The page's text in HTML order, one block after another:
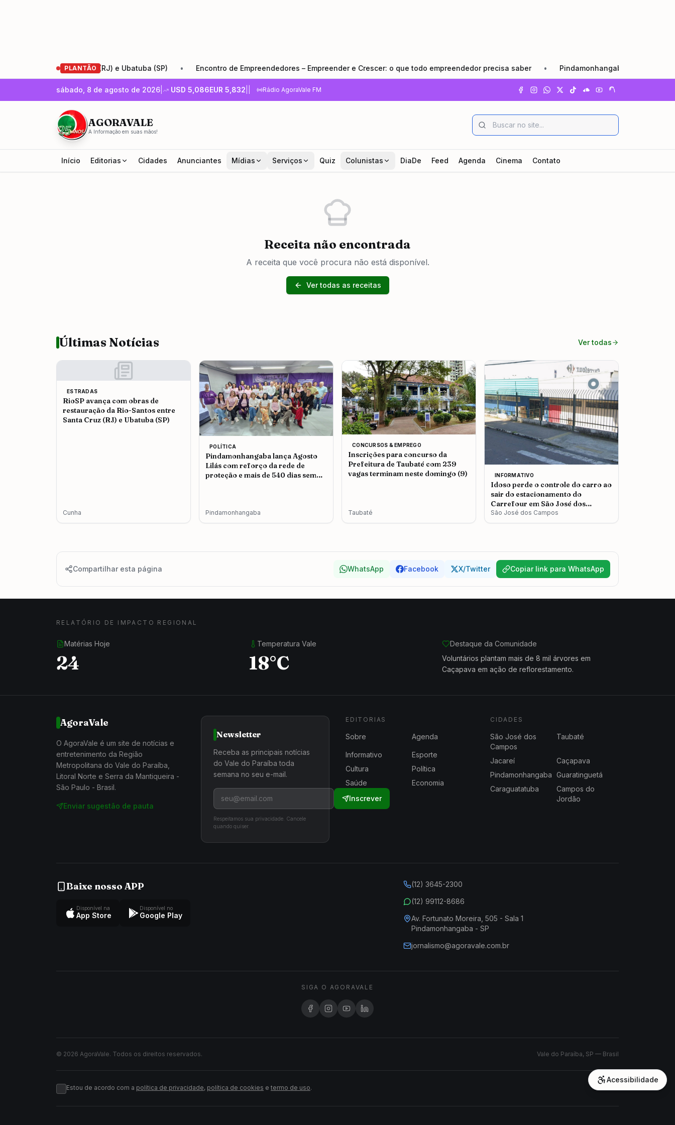
PLANTÃO
entre Santa Cruz (RJ) e Ubatuba (SP) • Encontro de Empreendedores – Empreender e Crescer: o que todo empreendedor precisa saber • Pindamonhangaba lança Agosto Lilás
sábado, 8 de agosto de 2026 USD 5,086EUR 5,832 Rádio AgoraVale FM
AGORAVALE
A Informação em suas mãos!
Início Editorias Cidades Anunciantes Mídias Serviços Quiz Colunistas DiaDe Feed Agenda Cinema Contato
Receita não encontrada
A receita que você procura não está disponível.
Ver todas as receitas
Últimas Notícias Ver todas
ESTRADAS
RioSP avança com obras de
restauração da Rio-Santos entre
Santa Cruz (RJ) e Ubatuba (SP)
Cunha
POLÍTICA
Pindamonhangaba lança Agosto
Lilás com reforço da rede de
proteção e mais de 540 dias sem
Pindamonhangaba
CONCURSOS & EMPREGO
Inscrições para concurso da
Prefeitura de Taubaté com 239
vagas terminam neste domingo (9)
Taubaté
INFORMATIVO
Idoso perde o controle do carro ao
sair do estacionamento do
Carrefour em São José dos
Campos
São José dos Campos
Compartilhar esta página WhatsApp Facebook X/Twitter Copiar link para WhatsApp
RELATÓRIO DE IMPACTO REGIONAL
Matérias Hoje
24
Temperatura Vale
18°C
Destaque da Comunidade
Voluntários plantam mais de 8 mil árvores em
Caçapava em ação de reflorestamento.
AgoraVale
O AgoraVale é um site de notícias e
entretenimento da Região
Metropolitana do Vale do Paraíba,
Litoral Norte e Serra da Mantiqueira -
São Paulo - Brasil.
Enviar sugestão de pauta
Newsletter
Receba as principais notícias
do Vale do Paraíba toda
semana no seu e-mail.
Inscrever
Respeitamos sua privacidade. Cancele
quando quiser.
EDITORIAS
Sobre Agenda
Informativo
Esporte
Cultura
Política
Saúde
Economia
CIDADES
São José dos
Campos
Taubaté
Jacareí
Caçapava
Pindamonhangaba Guaratinguetá
Caraguatatuba
Campos do
Jordão
Baixe nosso APP
Disponível na
App Store
Disponível no
Google Play
(12) 3645-2300
(12) 99112-8686
Av. Fortunato Moreira, 505 - Sala 1
Pindamonhangaba - SP
jornalismo@agoravale.com.br
SIGA O AGORAVALE
© 2026 AgoraVale. Todos os direitos reservados. Vale do Paraíba, SP — Brasil
Estou de acordo com a política de privacidade, política de cookies e termo de uso.
Acessibilidade